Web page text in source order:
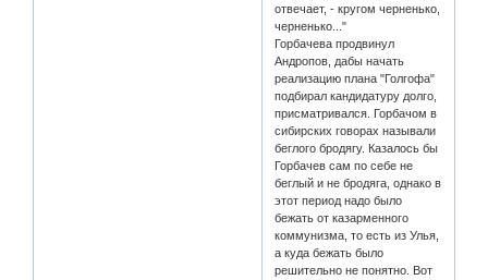
отвечает, - кругом черненько,
черненько..."
Горбачева продвинул
Андропов, дабы начать
реализацию плана "Голгофа"
подбирал кандидатуру долго,
присматривался. Горбачом в
сибирских говорах называли
беглого бродягу. Казалось бы
Горбачев сам по себе не
беглый и не бродяга, однако в
этот период надо было
бежать от казарменного
коммунизма, то есть из Улья,
а куда бежать было
решительно не понятно. Вот